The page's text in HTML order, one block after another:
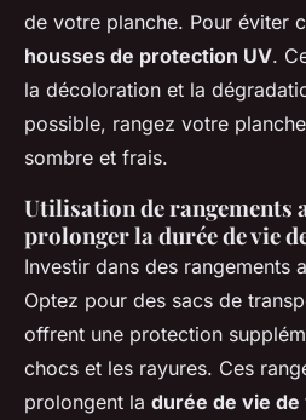
de votre planche. Pour éviter
housses de protection UV.
la décoloration et la
possible, rangez votre
sombre et frais.
Utilisation de rangements
prolonger la durée de vie
Investir dans des rangements
Optez pour des sacs de
offrent une protection
chocs et les rayures. Ces
prolongent la durée de vie